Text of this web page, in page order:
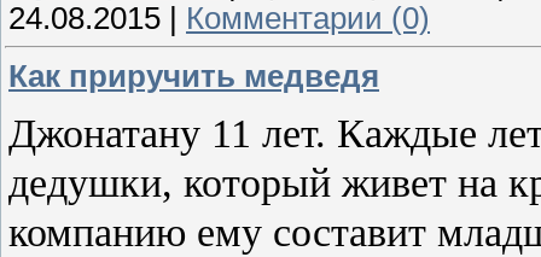
24.08.2015
Комментарии (0)
Как приручить медведя
Джонатану 11 лет. Каждые
дедушки, который живет на
компанию ему составит